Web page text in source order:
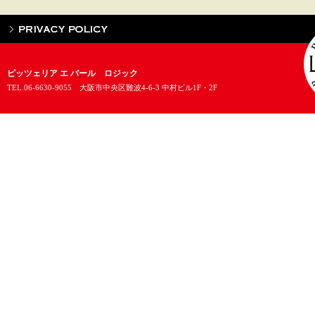
ピッツェリア エ バール ロジック
TEL.06-6630-9055 大阪市中央区難波4-6-3 中村ビル1F・2F